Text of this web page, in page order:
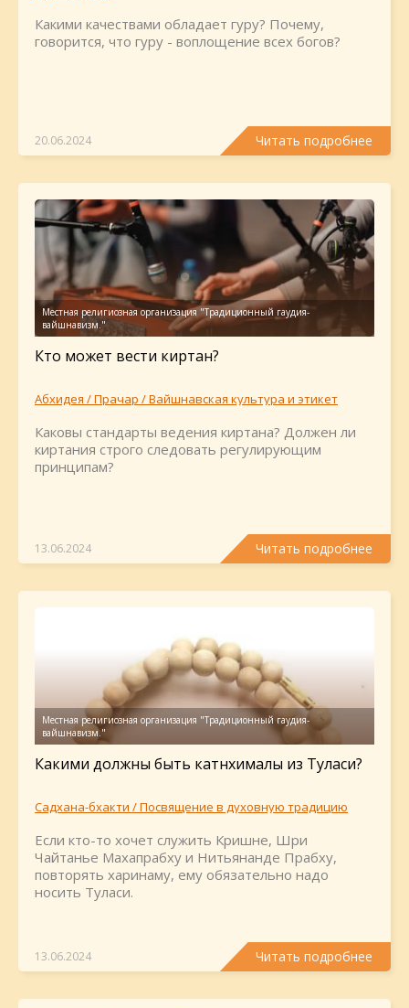
Какими качествами обладает гуру? Почему,
говорится, что гуру - воплощение всех богов?
20.06.2024 Читать подробнее
Кто может вести киртан?
Абхидея / Прачар / Вайшнавская культура и этикет
Каковы стандарты ведения киртана? Должен ли
киртания строго следовать регулирующим
принципам?
13.06.2024 Читать подробнее
Какими должны быть катнхималы из Туласи?
Садхана-бхакти / Посвящение в духовную традицию
Если кто-то хочет служить Кришне, Шри
Чайтанье Махапрабху и Нитьянанде Прабху,
повторять харинаму, ему обязательно надо
носить Туласи.
13.06.2024 Читать подробнее